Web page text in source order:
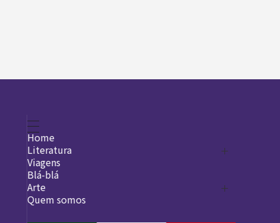
Home
Literatura
Legado
Viagens
Blá-blá
Arte
O que é arte
DesignSocial
Quem somos